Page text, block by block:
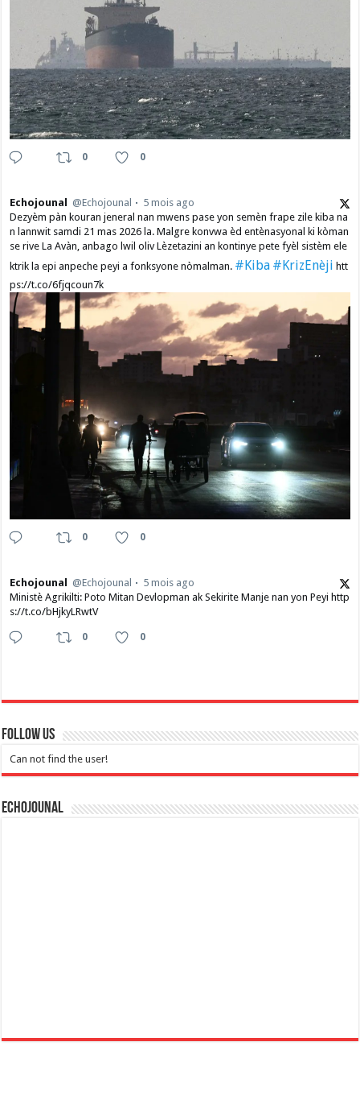
0 0
Echojounal @Echojounal
5 mois ago
Dezyèm pàn kouran jeneral nan mwens pase yon semèn frape zile kiba na
n lannwit samdi 21 mas 2026 la. Malgre konvwa èd entènasyonal ki kòman
se rive La Avàn, anbago lwil oliv Lèzetazini an kontinye pete fyèl sistèm ele
ktrik la epi anpeche peyi a fonksyone nòmalman. #Kiba #KrizEnèji htt
ps://t.co/6fjqcoun7k
0 0
Echojounal @Echojounal
5 mois ago
Ministè Agrikilti: Poto Mitan Devlopman ak Sekirite Manje nan yon Peyi http
s://t.co/bHjkyLRwtV
0 0
Follow Us
Can not find the user!
Echojounal